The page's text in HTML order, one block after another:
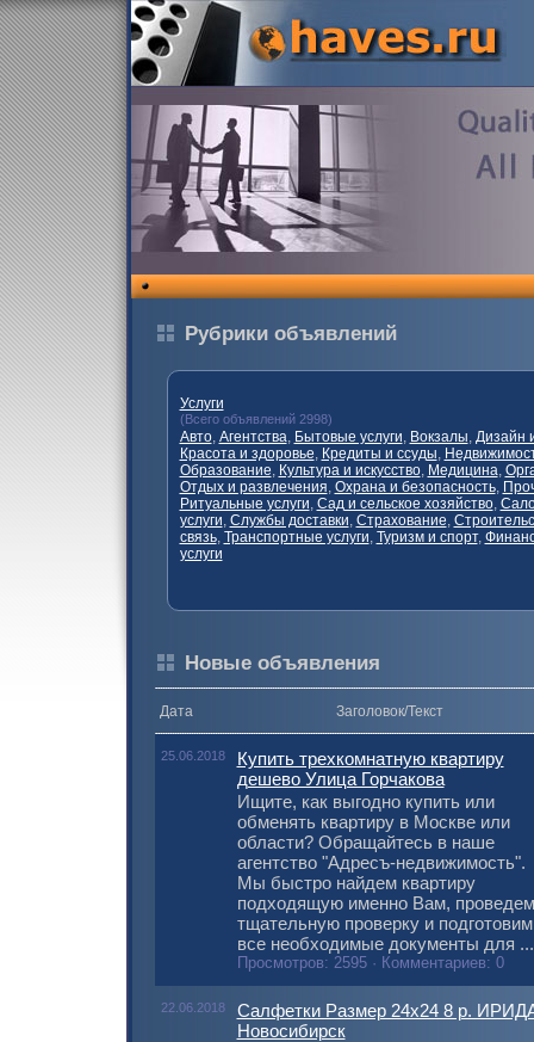
Рубрики объявлений
Услуги
(Всего объявлений 2998)
Авто, Агентства, Бытовые услуги, Вокзалы, Дизайн
Красота и здоровье, Кредиты и ссуды,
Образование, Культура и искусство, Медицина,
Отдых и развлечения, Охрана и безопасность,
Ритуальные услуги, Сад и сельское хозяйство,
услуги, Службы доставки, Страхование,
связь, Транспортные услуги, Туризм и спорт,
услуги
Новые объявления
Дата Заголовок/Текст
25.06.2018
Купить трехкомнатную квартиру
дешево Улица Горчакова
Ищите, как выгодно купить или
обменять квартиру в Москве или
области? Обращайтесь в наше
агентство "Адресъ-недвижимость".
Мы быстро найдем квартиру
подходящую именно Вам, проведем
тщательную проверку и подготовим
все необходимые документы для ...
Просмотров: 2595 · Комментариев: 0
22.06.2018
Салфетки Размер 24x24 8 р.
Новосибирск